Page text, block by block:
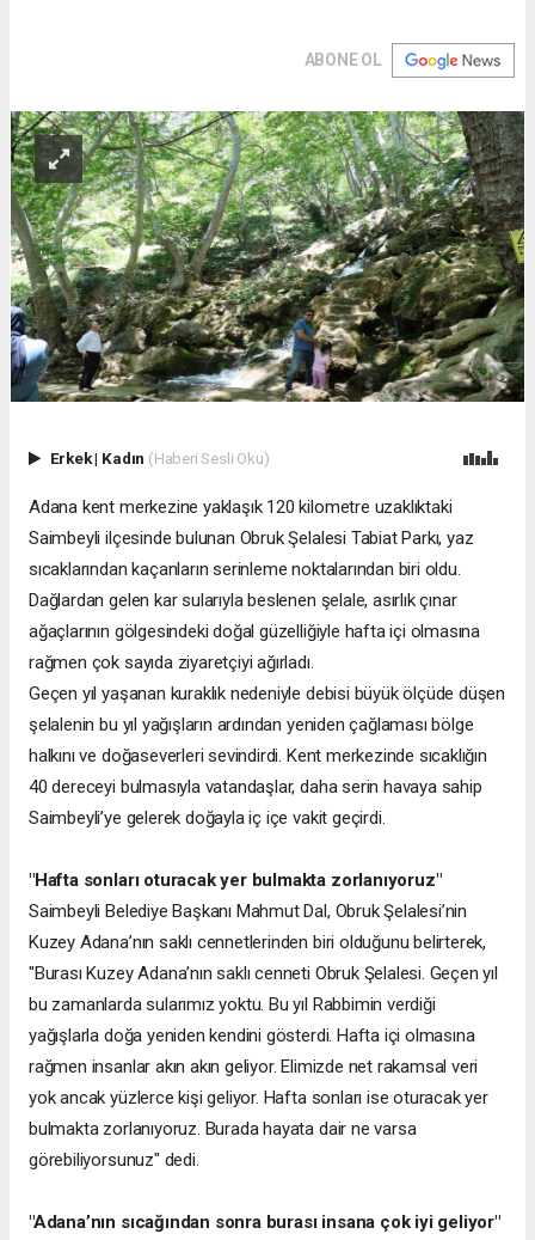
ABONE OL
Erkek| Kadın (Haberi Sesli Oku)
Adana kent merkezine yaklaşık 120 kilometre uzaklıktaki
Saimbeyli ilçesinde bulunan Obruk Şelalesi Tabiat Parkı, yaz
sıcaklarından kaçanların serinleme noktalarından biri oldu.
Dağlardan gelen kar sularıyla beslenen şelale, asırlık çınar
ağaçlarının gölgesindeki doğal güzelliğiyle hafta içi olmasına
rağmen çok sayıda ziyaretçiyi ağırladı.
Geçen yıl yaşanan kuraklık nedeniyle debisi büyük ölçüde düşen
şelalenin bu yıl yağışların ardından yeniden çağlaması bölge
halkını ve doğaseverleri sevindirdi. Kent merkezinde sıcaklığın
40 dereceyi bulmasıyla vatandaşlar, daha serin havaya sahip
Saimbeyli’ye gelerek doğayla iç içe vakit geçirdi.
"Hafta sonları oturacak yer bulmakta zorlanıyoruz"
Saimbeyli Belediye Başkanı Mahmut Dal, Obruk Şelalesi’nin
Kuzey Adana’nın saklı cennetlerinden biri olduğunu belirterek,
"Burası Kuzey Adana’nın saklı cenneti Obruk Şelalesi. Geçen yıl
bu zamanlarda sularımız yoktu. Bu yıl Rabbimin verdiği
yağışlarla doğa yeniden kendini gösterdi. Hafta içi olmasına
rağmen insanlar akın akın geliyor. Elimizde net rakamsal veri
yok ancak yüzlerce kişi geliyor. Hafta sonları ise oturacak yer
bulmakta zorlanıyoruz. Burada hayata dair ne varsa
görebiliyorsunuz" dedi.
"Adana’nın sıcağından sonra burası insana çok iyi geliyor"